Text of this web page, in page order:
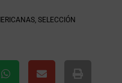
, SELECCIÓN